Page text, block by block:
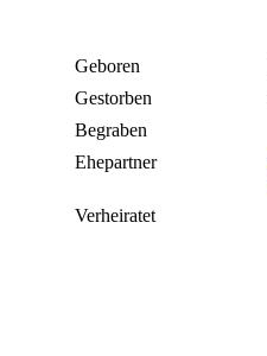
Geboren
Gestorben
Begraben
Ehepartner
Verheiratet